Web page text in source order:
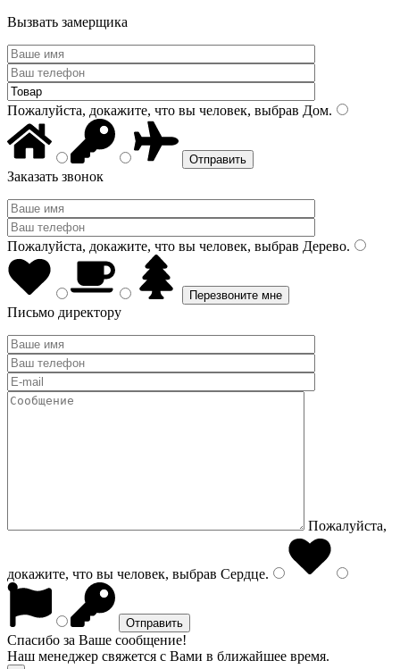
Вызвать замерщика
Пожалуйста, докажите, что вы человек, выбрав Дом.
Заказать звонок
Пожалуйста, докажите, что вы человек, выбрав Дерево.
Письмо директору
Пожалуйста,
докажите, что вы человек, выбрав Сердце.
Спасибо за Ваше сообщение!
Наш менеджер свяжется с Вами в ближайшее время.